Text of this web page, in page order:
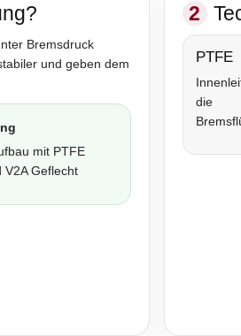
Bremsdruck
und geben dem
mit PTFE
V2A Geflecht
2
PTFE
die